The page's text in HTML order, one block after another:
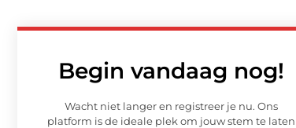
Begin vandaag nog!
Wacht niet langer en registreer je nu. Ons
platform is de ideale plek om jouw stem te laten